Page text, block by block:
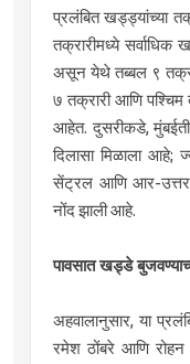
प्रलंबित खड्ड्यांच्या
तक्रारीमध्ये सर्वाधिक
असून येथे तब्बल ९
७ तक्रारी आणि पश्चिम
आहेत. दुसरीकडे, मुंबईतील
दिलासा मिळाला आहे;
सेंट्रल आणि आर-उत्तर
नोंद झाली आहे.
पावसात खड्डे
अहवालानुसार, या
रमेश ठोंबरे आणि रोहन